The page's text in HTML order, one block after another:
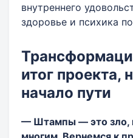
внутреннего
здоровье и психика
итог проекта,
начало пути
— Штампы — это зло,